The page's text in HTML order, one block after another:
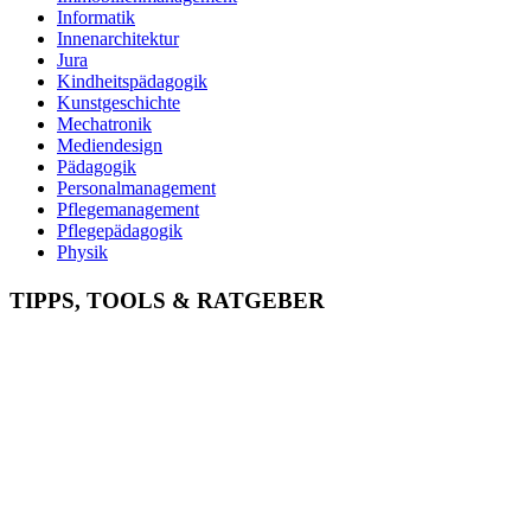
Informatik
Innenarchitektur
Jura
Kindheitspädagogik
Kunstgeschichte
Mechatronik
Mediendesign
Pädagogik
Personalmanagement
Pflegemanagement
Pflegepädagogik
Physik
Psychologie
Psychotherapie
TIPPS, TOOLS & RATGEBER